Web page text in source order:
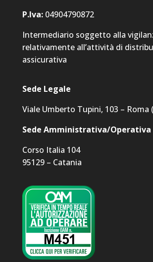
P.Iva: 04904790872
Intermediario soggetto alla
relativamente all’attività di
assicurativa
Sede Legale
Viale Umberto Tupini, 103 – Roma
Sede Amministrativa/Operativa
Corso Italia 104
95129 – Catania